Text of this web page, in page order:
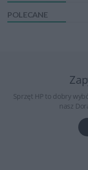
POLECANE
Sprzęt HP to dobry
nasz